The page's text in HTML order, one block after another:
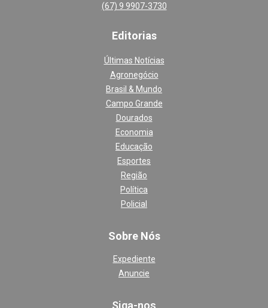
(67) 9 9907-3730
Editorias
Últimas Notícias
Agronegócio
Brasil & Mundo
Campo Grande
Dourados
Economia
Educação
Esportes
Região
Política
Policial
Sobre Nós
Expediente
Anuncie
Siga-nos